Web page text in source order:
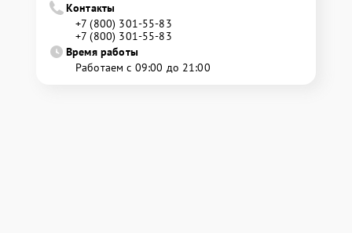
Контакты
+7 (800) 301-55-83
+7 (800) 301-55-83
Время работы
Работаем с 09:00 до 21:00